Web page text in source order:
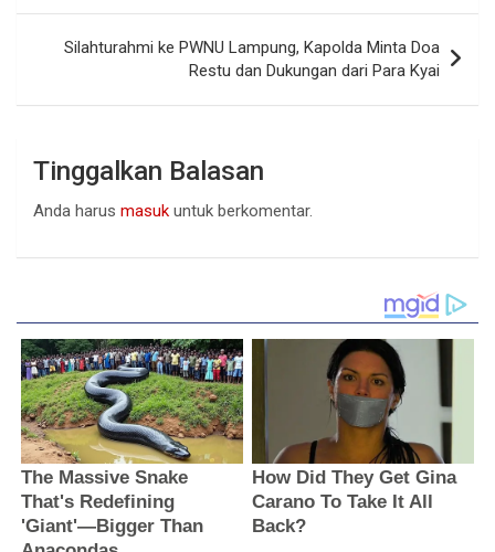
Silahturahmi ke PWNU Lampung, Kapolda Minta Doa
Restu dan Dukungan dari Para Kyai
Tinggalkan Balasan
Anda harus masuk untuk berkomentar.